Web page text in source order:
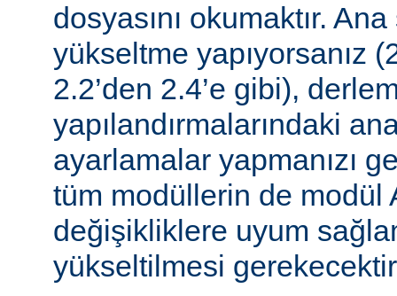
dosyasını okumaktır.
yükseltme yapıyorsanız
2.2’den 2.4’e gibi),
yapılandırmalarındaki
ayarlamalar yapmanızı
tüm modüllerin de modül
değişikliklere uyum
yükseltilmesi